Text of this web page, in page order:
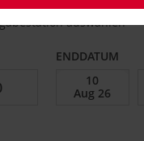
auswählen
ENDDATUM